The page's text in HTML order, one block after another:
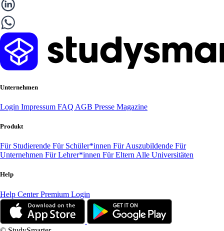
Unternehmen
Login Impressum FAQ AGB Presse Magazine
Produkt
Für Studierende Für Schüler*innen Für Auszubildende Für
Unternehmen Für Lehrer*innen Für Eltern Alle Universitäten
Help
Help CenterPremium Login